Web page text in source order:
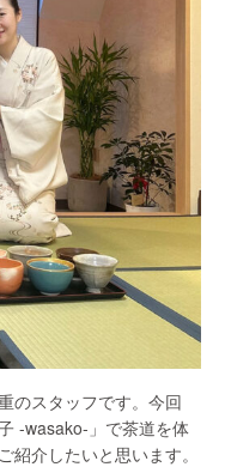
のスタッフです。今回
-wasako-」で茶道を体
介したいと思います。